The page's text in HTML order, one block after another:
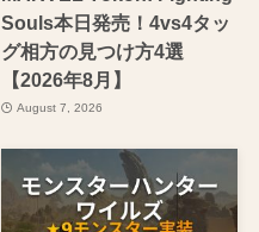
Souls本日発売！4vs4タッ
グ相方の見つけ方4選
【2026年8月】
August 7, 2026